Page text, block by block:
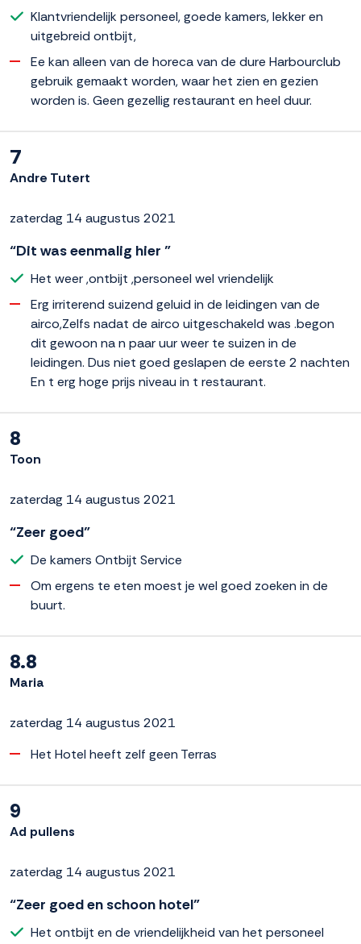
Klantvriendelijk personeel, goede kamers, lekker en
uitgebreid ontbijt,
Ee kan alleen van de horeca van de dure Harbourclub
gebruik gemaakt worden, waar het zien en gezien
worden is. Geen gezellig restaurant en heel duur.
7
Andre Tutert
zaterdag 14 augustus 2021
“Dit was eenmalig hier ”
Het weer ,ontbijt ,personeel wel vriendelijk
Erg irriterend suizend geluid in de leidingen van de
airco,Zelfs nadat de airco uitgeschakeld was .begon
dit gewoon na n paar uur weer te suizen in de
leidingen. Dus niet goed geslapen de eerste 2 nachten
En t erg hoge prijs niveau in t restaurant.
8
Toon
zaterdag 14 augustus 2021
“Zeer goed”
De kamers Ontbijt Service
Om ergens te eten moest je wel goed zoeken in de
buurt.
8.8
Maria
zaterdag 14 augustus 2021
Het Hotel heeft zelf geen Terras
9
Ad pullens
zaterdag 14 augustus 2021
“Zeer goed en schoon hotel”
Het ontbijt en de vriendelijkheid van het personeel